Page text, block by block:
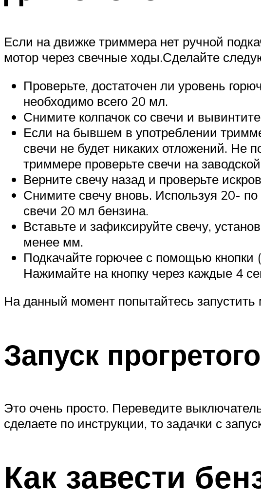
Если на движке триммера нет ручной
мотор через свечные ходы.Сделайте
Проверьте, достаточен ли уровень
необходимо всего 20 мл.
Снимите колпачок со свечи и
Если на бывшем в употреблении
свечи не будет никаких отложений. Не
триммере проверьте свечи на
Верните свечу назад и проверьте
Снимите свечу вновь. Используя 20-
свечи 20 мл бензина.
Вставьте и зафиксируйте свечу,
менее мм.
Подкачайте горючее с помощью
Нажимайте на кнопку через каждые 4
На данный момент попытайтесь запустить
Запуск
Это очень просто. Переведите
сделаете по инструкции, то задачки с
Как завести